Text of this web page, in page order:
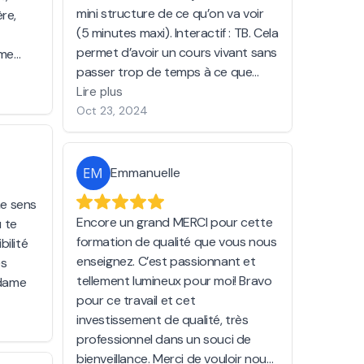
mini structure de ce qu’on va voir
(5 minutes maxi). Interactif : TB. Cela
permet d’avoir un cours vivant sans
passer trop de temps à ce que
chacun raconte son cas. On
apprend un vrai métier, chacun est
passionné. Je sens que ma vie pro
aimer
Lire plus
Oct 23, 2024
sens
te
Emmanuelle
Encore un grand MERCI pour cette
formation de qualité que vous nous
enseignez. C’est passionnant et
tellement lumineux pour moi! Bravo
pour ce travail et cet
investissement de qualité, très
professionnel dans un souci de
bienveillance. Merci de vouloir nous